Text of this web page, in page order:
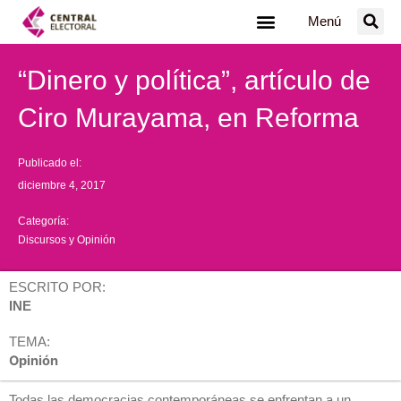
Menú
“Dinero y política”, artículo de
Ciro Murayama, en Reforma
Publicado el:
diciembre 4, 2017
Categoría:
Discursos y Opinión
ESCRITO POR:
INE
TEMA:
Opinión